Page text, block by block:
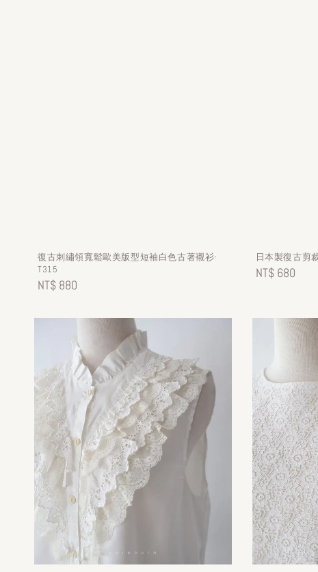
復古刺繡領寬鬆歐美版型短袖白色古著襯衫-
T315
Regular
NT$ 880
日本製復古剪
Regular
NT$ 680